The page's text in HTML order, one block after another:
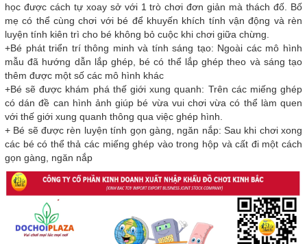
học được cách tự xoay sở với 1 trò chơi đơn giản mà thách đố. Bố
mẹ có thể cùng chơi với bé để khuyến khích tính vận động và rèn
luyện tính kiên trì cho bé không bỏ cuộc khi chơi giữa chừng.
+Bé phát triển trí thông minh và tính sáng tạo: Ngoài các mô hình
mẫu đã hướng dẫn lắp ghép, bé có thể lắp ghép theo và sáng tạo
thêm được một số các mô hình khác
+Bé sẽ được khám phá thế giới xung quanh: Trên các miếng ghép
có dán đề can hình ảnh giúp bé vừa vui chơi vừa có thể làm quen
với thế giới xung quanh thông qua việc ghép hình.
+ Bé sẽ được rèn luyện tính gọn gàng, ngăn nắp: Sau khi chơi xong
các bé có thể thả các miếng ghép vào trong hộp và cất đi một cách
gọn gàng, ngăn nắp